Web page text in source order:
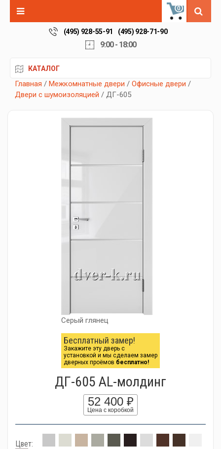
0
(495) 928-55-91 (495) 928-71-90
9:00 - 18:00
КАТАЛОГ
Главная / Межкомнатные двери / Офисные двери /
Двери с шумоизоляцией / ДГ-605
Серый глянец
Бесплатный замер!
Закажите эту дверь с
установкой и мы сделаем замер
дверных проёмов бесплатно!
ДГ-605 AL-молдинг
52 400 ₽
Цена с коробкой
Цвет: